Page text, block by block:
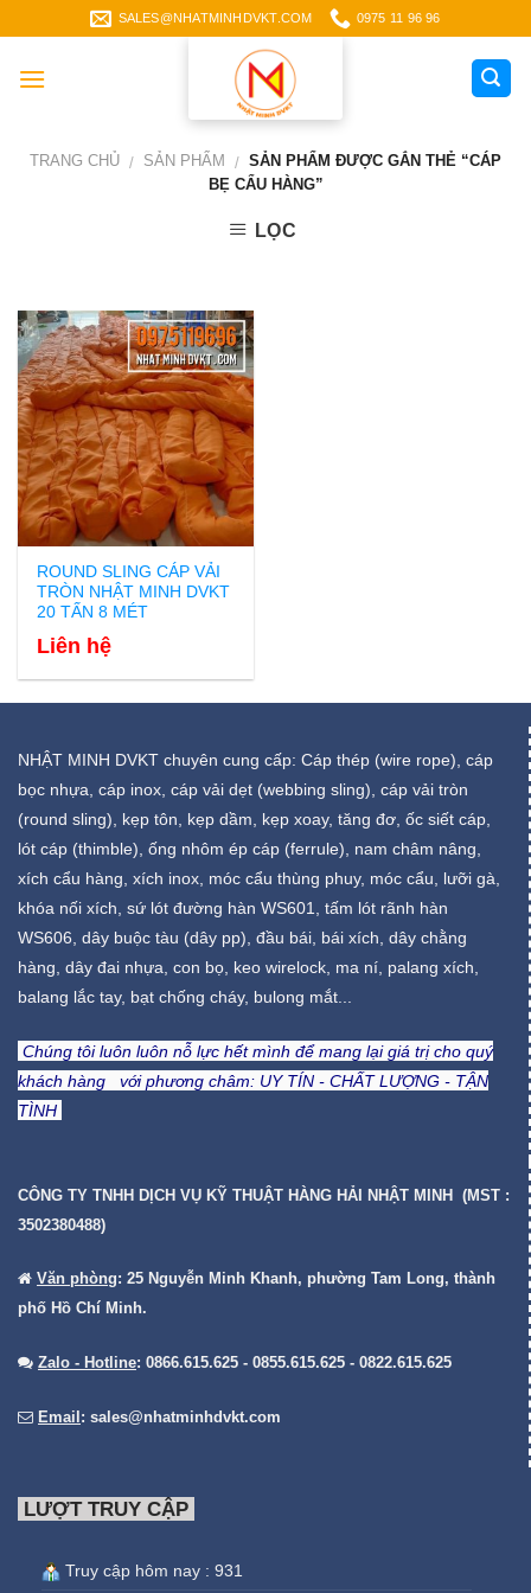
to
content
SALES@NHATMINHDVKT.COM 0975 11 96 96
TRANG CHỦ / SẢN PHẨM / SẢN PHẨM ĐƯỢC GẮN THẺ “CÁP
BẸ CẨU HÀNG”
LỌC
ROUND SLING CÁP VẢI
TRÒN NHẬT MINH DVKT
20 TẤN 8 MÉT
Liên hệ
NHẬT MINH DVKT chuyên cung cấp: Cáp thép (wire rope), cáp
bọc nhựa, cáp inox, cáp vải dẹt (webbing sling), cáp vải tròn
(round sling), kẹp tôn, kẹp dầm, kẹp xoay, tăng đơ, ốc siết cáp,
lót cáp (thimble), ống nhôm ép cáp (ferrule), nam châm nâng,
xích cẩu hàng, xích inox, móc cẩu thùng phuy, móc cẩu, lưỡi gà,
khóa nối xích, sứ lót đường hàn WS601, tấm lót rãnh hàn
WS606, dây buộc tàu (dây pp), đầu bái, bái xích, dây chằng
hàng, dây đai nhựa, con bọ, keo wirelock, ma ní, palang xích,
balang lắc tay, bạt chống cháy, bulong mắt...
Chúng tôi luôn luôn nỗ lực hết mình để mang lại giá trị cho quý
khách hàng với phương châm: UY TÍN - CHẤT LƯỢNG - TẬN
TÌNH
CÔNG TY TNHH DỊCH VỤ KỸ THUẬT HÀNG HẢI NHẬT MINH (MST :
3502380488)
Văn phòng: 25 Nguyễn Minh Khanh, phường Tam Long, thành
phố Hồ Chí Minh.
Zalo - Hotline: 0866.615.625 - 0855.615.625 - 0822.615.625
Email : sales@nhatminhdvkt.com
LƯỢT TRUY CẬP
Truy cập hôm nay : 931